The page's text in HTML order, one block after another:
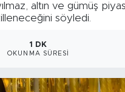
altın ve gümüş
söyledi.
1 DK
OKUNMA SÜRESI